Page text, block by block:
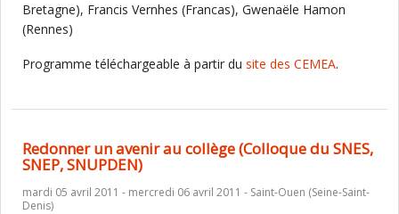
Bretagne), Francis Vernhes (Francas), Gwenaële Hamon
(Rennes)
Programme téléchargeable à partir du site des CEMEA.
Redonner un avenir au collège (Colloque du SNES,
SNEP, SNUPDEN)
mardi 05 avril 2011 - mercredi 06 avril 2011 - Saint-Ouen (Seine-Saint-
Denis)